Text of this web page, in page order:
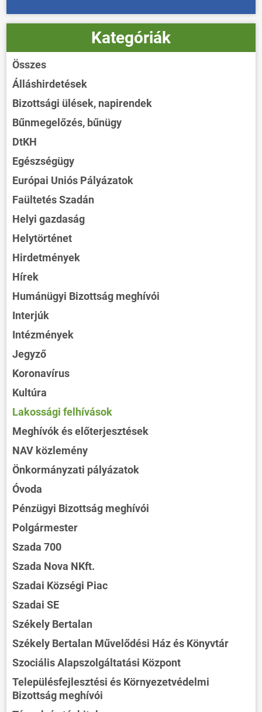
Kategóriák
Összes
Álláshirdetések
Bizottsági ülések, napirendek
Bűnmegelőzés, bűnügy
DtKH
Egészségügy
Európai Uniós Pályázatok
Faültetés Szadán
Helyi gazdaság
Helytörténet
Hirdetmények
Hírek
Humánügyi Bizottság meghívói
Interjúk
Intézmények
Jegyző
Koronavírus
Kultúra
Lakossági felhívások
Meghívók és előterjesztések
NAV közlemény
Önkormányzati pályázatok
Óvoda
Pénzügyi Bizottság meghívói
Polgármester
Szada 700
Szada Nova NKft.
Szadai Községi Piac
Szadai SE
Székely Bertalan
Székely Bertalan Művelődési Ház és Könyvtár
Szociális Alapszolgáltatási Központ
Településfejlesztési és Környezetvédelmi
Bizottság meghívói